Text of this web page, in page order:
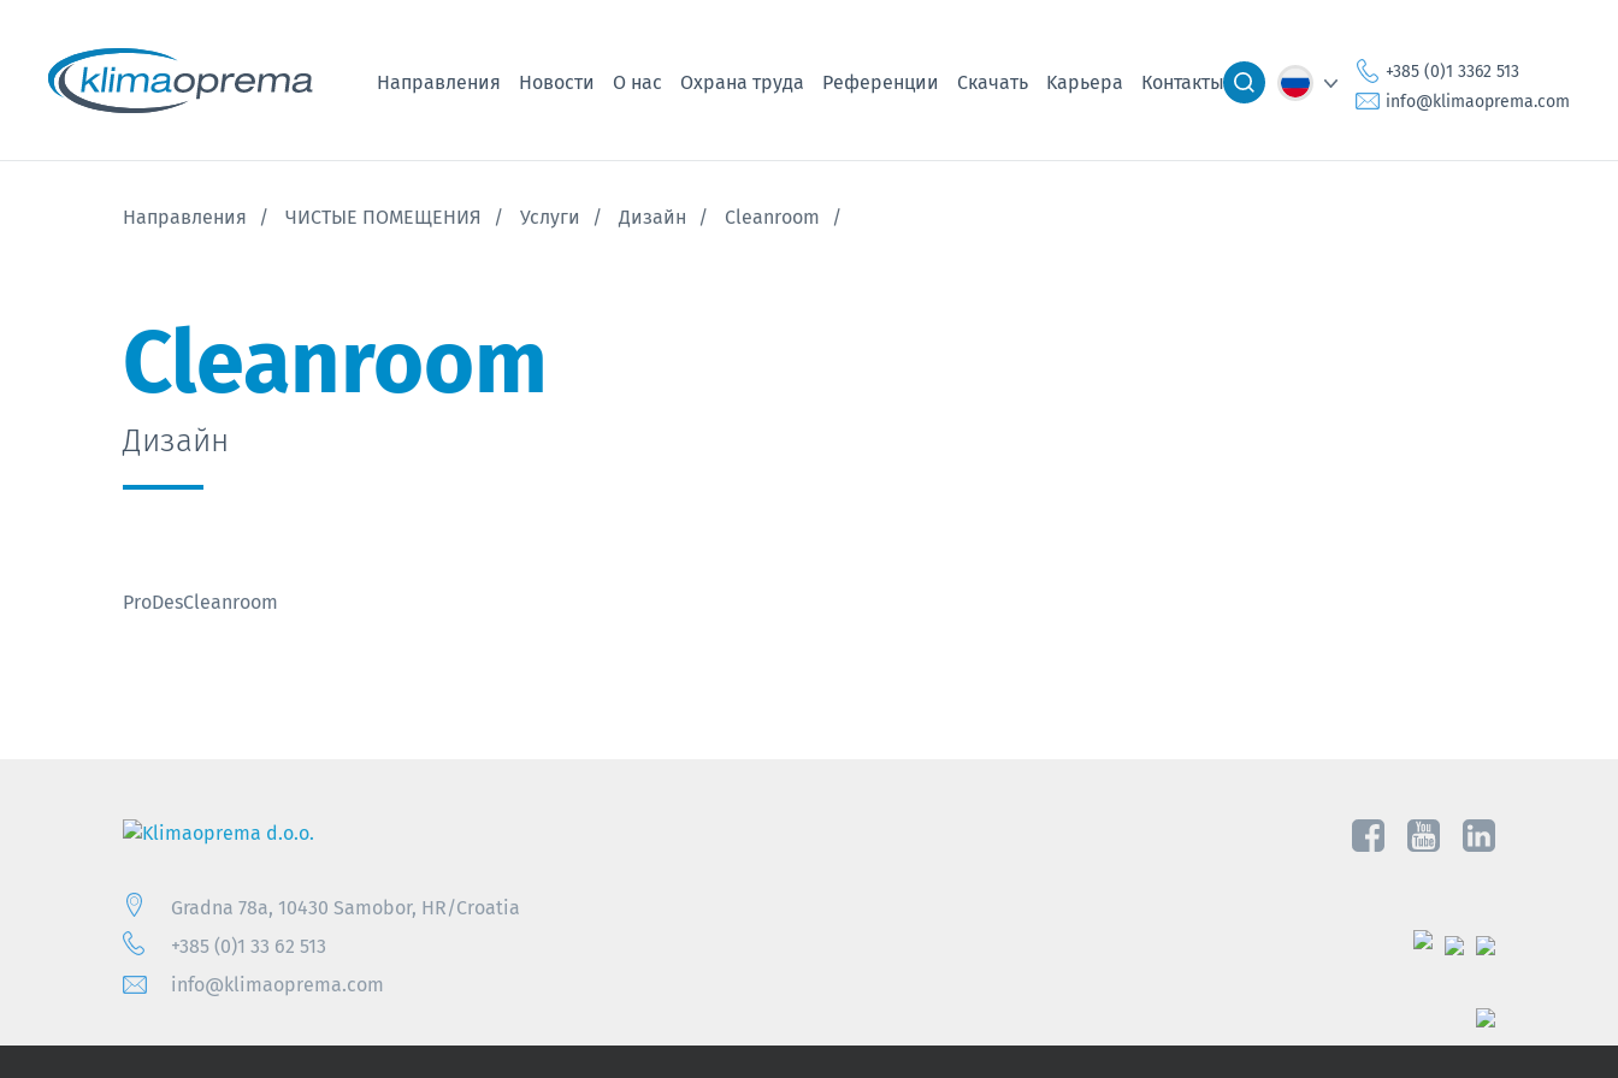
Направления Новости О нас Охрана труда Референции Скачать Kарьера Контакты
+385 (0)1 3362 513
info@klimaoprema.com
Направления ЧИСТЫЕ ПОМЕЩЕНИЯ Услуги Дизайн Cleanroom
Cleanroom
Дизайн
ProDesCleanroom
Gradna 78a, 10430 Samobor, HR/Croatia
+385 (0)1 33 62 513
info@klimaoprema.com